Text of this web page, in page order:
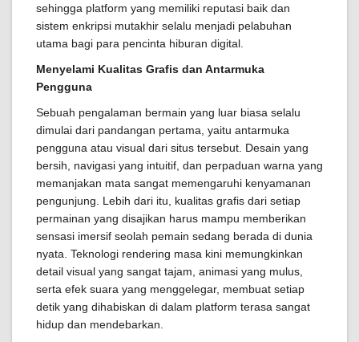
sehingga platform yang memiliki reputasi baik dan
sistem enkripsi mutakhir selalu menjadi pelabuhan
utama bagi para pencinta hiburan digital.
Menyelami Kualitas Grafis dan Antarmuka
Pengguna
Sebuah pengalaman bermain yang luar biasa selalu
dimulai dari pandangan pertama, yaitu antarmuka
pengguna atau visual dari situs tersebut. Desain yang
bersih, navigasi yang intuitif, dan perpaduan warna yang
memanjakan mata sangat memengaruhi kenyamanan
pengunjung. Lebih dari itu, kualitas grafis dari setiap
permainan yang disajikan harus mampu memberikan
sensasi imersif seolah pemain sedang berada di dunia
nyata. Teknologi rendering masa kini memungkinkan
detail visual yang sangat tajam, animasi yang mulus,
serta efek suara yang menggelegar, membuat setiap
detik yang dihabiskan di dalam platform terasa sangat
hidup dan mendebarkan.